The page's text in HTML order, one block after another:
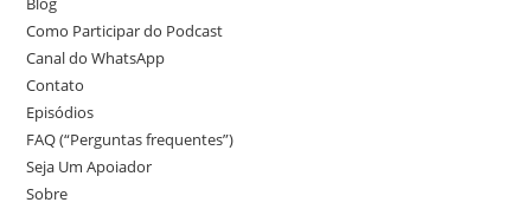
Como Participar do Podcast
Canal do WhatsApp
Contato
Episódios
FAQ (“Perguntas frequentes”)
Seja Um Apoiador
Sobre